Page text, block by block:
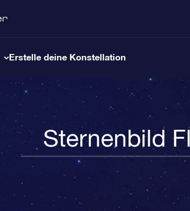
Erstelle deine Konstellation
Sternenbild